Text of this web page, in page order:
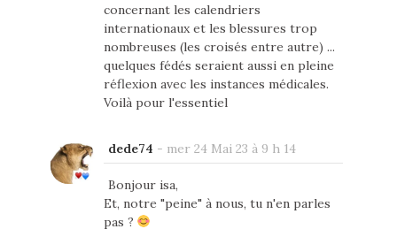
concernant les calendriers
internationaux et les blessures trop
nombreuses (les croisés entre autre) ...
quelques fédés seraient aussi en pleine
réflexion avec les instances médicales.
Voilà pour l'essentiel
dede74 - mer 24 Mai 23 à 9 h 14
Bonjour isa,
Et, notre "peine" à nous, tu n'en parles
pas ?